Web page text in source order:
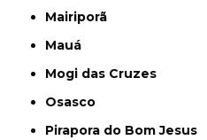
Mairiporã
Mauá
Mogi das Cruzes
Osasco
Pirapora do Bom Jesus